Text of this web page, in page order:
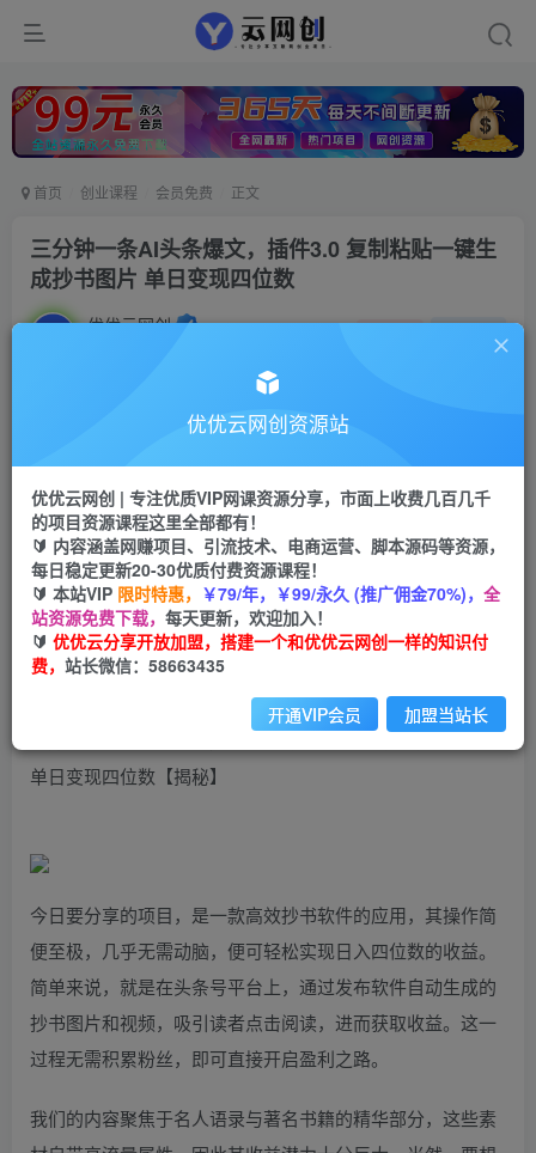
首页 创业课程 会员免费 正文
三分钟一条AI头条爆文，插件3.0 复制粘贴一键生
成抄书图片 单日变现四位数
优优云网创 私信
云币9.9云币99
会员免费
立即购买
您当前未登录！建议登陆后购买，可保存购买订单
三分钟一条AI头条爆文，插件3.0 复制粘贴一键生成抄书图片
单日变现四位数【揭秘】
今日要分享的项目，是一款高效抄书软件的应用，其操作简
便至极，几乎无需动脑，便可轻松实现日入四位数的收益。
简单来说，就是在头条号平台上，通过发布软件自动生成的
抄书图片和视频，吸引读者点击阅读，进而获取收益。这一
过程无需积累粉丝，即可直接开启盈利之路。
我们的内容聚焦于名人语录与著名书籍的精华部分，这些素
优优云网创资源站
优优云网创 | 专注优质VIP网课资源分享，市面上收费几百几千
的项目资源课程这里全部都有！
🔰 内容涵盖网赚项目、引流技术、电商运营、脚本源码等资源，
每日稳定更新20-30优质付费资源课程！
🔰 本站VIP 限时特惠， ￥79/年，￥99/永久 (推广佣金70%)， 全
站资源免费下载， 每天更新，欢迎加入！
🔰 优优云分享开放加盟，搭建一个和优优云网创一样的知识付
费， 站长微信：58663435
开通VIP会员 加盟当站长